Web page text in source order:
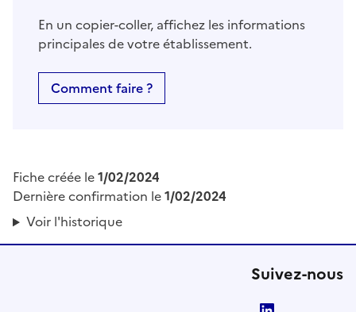
En un copier-coller, affichez les informations
principales de votre établissement.
Comment faire ?
Fiche créée le1/02/2024
Dernière confirmation le1/02/2024
Voir l'historique
Suivez-nous